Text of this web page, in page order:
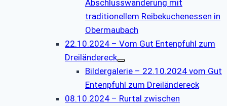
Abschlusswanderung mit
traditionellem Reibekuchenessen in
Obermaubach
22.10.2024 – Vom Gut Entenpfuhl zum
Dreiländereck
Bildergalerie – 22.10.2024 vom Gut
Entenpfuhl zum Dreiländereck
08.10.2024 – Rurtal zwischen